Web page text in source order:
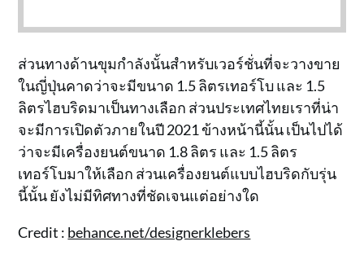
ส่วนทางด้านขุมกำลังนั้นสำหรับเวอร์ชั่นที่จะวางขาย
ในญี่ปุ่นคาดว่าจะมีขนาด 1.5 ลิตรเทอร์โบ และ 1.5
ลิตรไฮบริดมาเป็นทางเลือก ส่วนประเทศไทยเราที่น่า
จะมีการเปิดตัวภายในปี 2021 ข้างหน้านี้นั้น เป็นไปได้
ว่าจะมีเครื่องยนต์ขนาด 1.8 ลิตร และ 1.5 ลิตร
เทอร์โบมาให้เลือก ส่วนเครื่องยนต์แบบไฮบริดกับรุ่น
นี้นั้น ยังไม่มีทิศทางที่ชัดเจนแต่อย่างใด
Credit : behance.net/designerklebers